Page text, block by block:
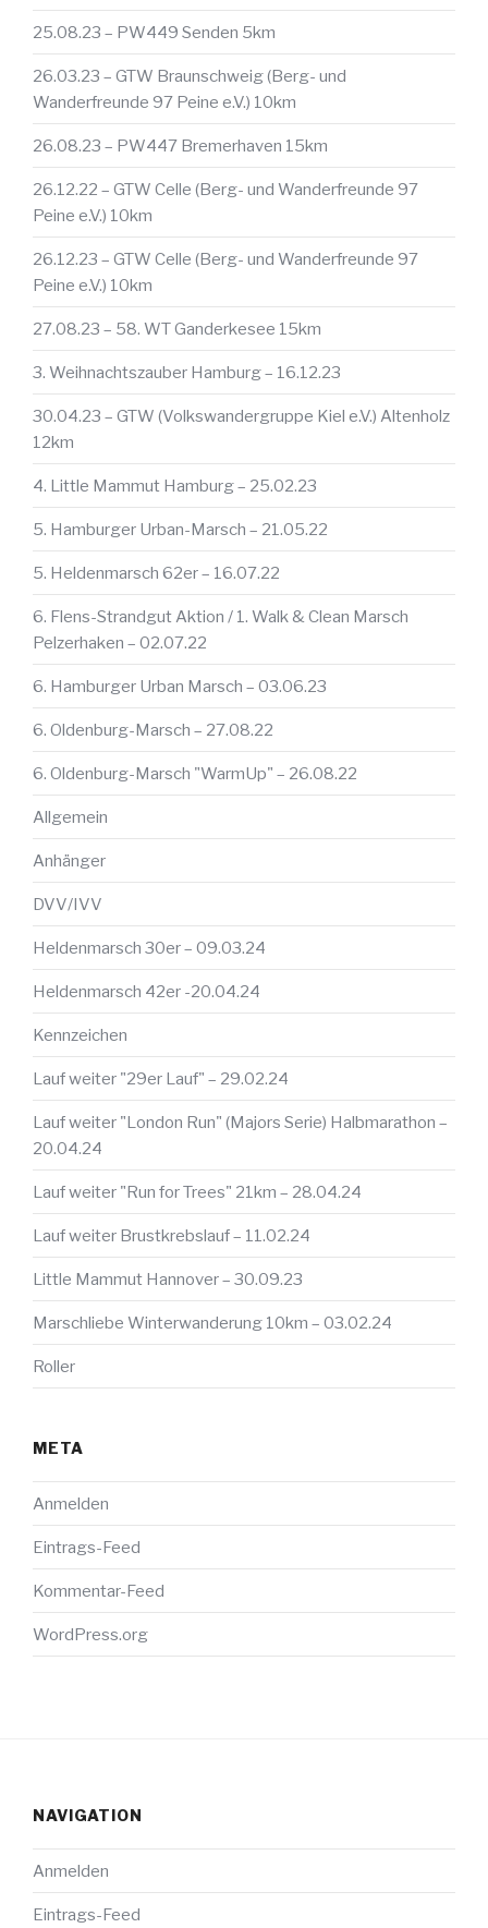
25.08.23 – PW449 Senden 5km
26.03.23 – GTW Braunschweig (Berg- und
Wanderfreunde 97 Peine e.V.) 10km
26.08.23 – PW447 Bremerhaven 15km
26.12.22 – GTW Celle (Berg- und Wanderfreunde 97
Peine e.V.) 10km
26.12.23 – GTW Celle (Berg- und Wanderfreunde 97
Peine e.V.) 10km
27.08.23 – 58. WT Ganderkesee 15km
3. Weihnachtszauber Hamburg – 16.12.23
30.04.23 – GTW (Volkswandergruppe Kiel e.V.) Altenholz
12km
4. Little Mammut Hamburg – 25.02.23
5. Hamburger Urban-Marsch – 21.05.22
5. Heldenmarsch 62er – 16.07.22
6. Flens-Strandgut Aktion / 1. Walk & Clean Marsch
Pelzerhaken – 02.07.22
6. Hamburger Urban Marsch – 03.06.23
6. Oldenburg-Marsch – 27.08.22
6. Oldenburg-Marsch "WarmUp" – 26.08.22
Allgemein
Anhänger
DVV/IVV
Heldenmarsch 30er – 09.03.24
Heldenmarsch 42er -20.04.24
Kennzeichen
Lauf weiter "29er Lauf" – 29.02.24
Lauf weiter "London Run" (Majors Serie) Halbmarathon –
20.04.24
Lauf weiter "Run for Trees" 21km – 28.04.24
Lauf weiter Brustkrebslauf – 11.02.24
Little Mammut Hannover – 30.09.23
Marschliebe Winterwanderung 10km – 03.02.24
Roller
META
Anmelden
Eintrags-Feed
Kommentar-Feed
WordPress.org
NAVIGATION
Anmelden
Eintrags-Feed